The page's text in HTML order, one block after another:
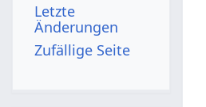
Letzte
Änderungen
Zufällige Seite